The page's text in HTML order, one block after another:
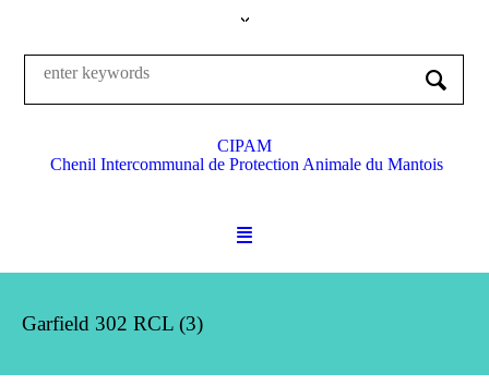
CIPAM
Chenil Intercommunal de Protection Animale du Mantois
Garfield 302 RCL (3)